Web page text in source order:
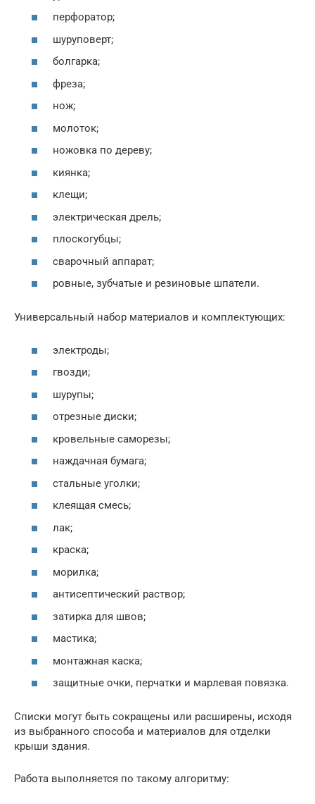
перфоратор;
шуруповерт;
болгарка;
фреза;
нож;
молоток;
ножовка по дереву;
киянка;
клещи;
электрическая дрель;
плоскогубцы;
сварочный аппарат;
ровные, зубчатые и резиновые шпатели.
Универсальный набор материалов и комплектующих:
электроды;
гвозди;
шурупы;
отрезные диски;
кровельные саморезы;
наждачная бумага;
стальные уголки;
клеящая смесь;
лак;
краска;
морилка;
антисептический раствор;
затирка для швов;
мастика;
монтажная каска;
защитные очки, перчатки и марлевая повязка.
Списки могут быть сокращены или расширены, исходя
из выбранного способа и материалов для отделки
крыши здания.
Работа выполняется по такому алгоритму: